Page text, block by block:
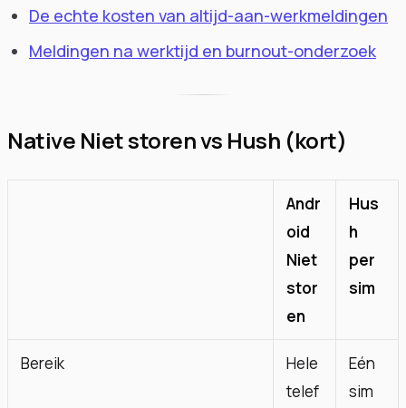
De echte kosten van altijd-aan-werkmeldingen
Meldingen na werktijd en burnout-onderzoek
Native Niet storen vs Hush (kort)
Andr
oid
Niet
stor
en
Hus
h
per
sim
Bereik
Hele
telef
Eén
sim